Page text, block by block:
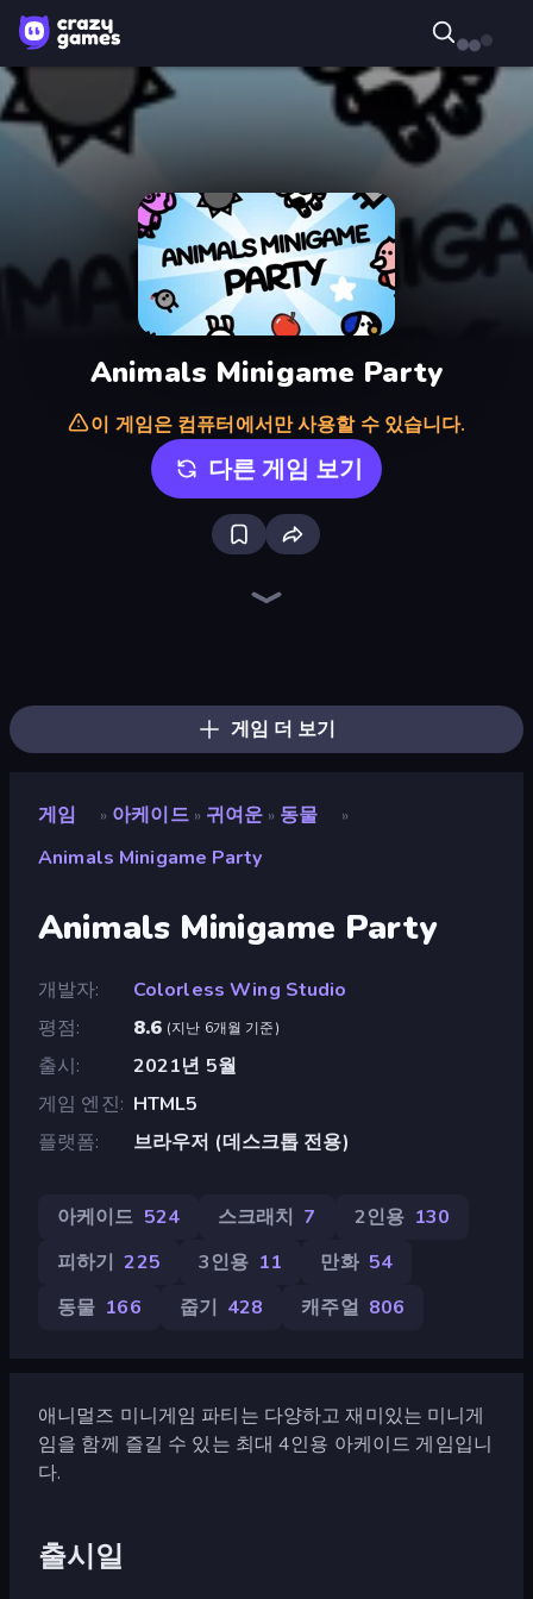
Animals Minigame Party
이 게임은 컴퓨터에서만 사용할 수 있습니다.
다른 게임 보기
게임 더 보기
게임 » 아케이드 » 귀여운 » 동물 »
Animals Minigame Party
Animals Minigame Party
개발자
Colorless Wing Studio
평점
8.6 (지난 6개월 기준)
출시
2021년 5월
게임 엔진
HTML5
플랫폼
브라우저 (데스크톱 전용)
아케이드 524 스크래치 7 2인용 130
피하기 225 3인용 11 만화 54
동물 166 줍기 428 캐주얼 806
애니멀즈 미니게임 파티는 다양하고 재미있는 미니게
임을 함께 즐길 수 있는 최대 4인용 아케이드 게임입니
다.
출시일